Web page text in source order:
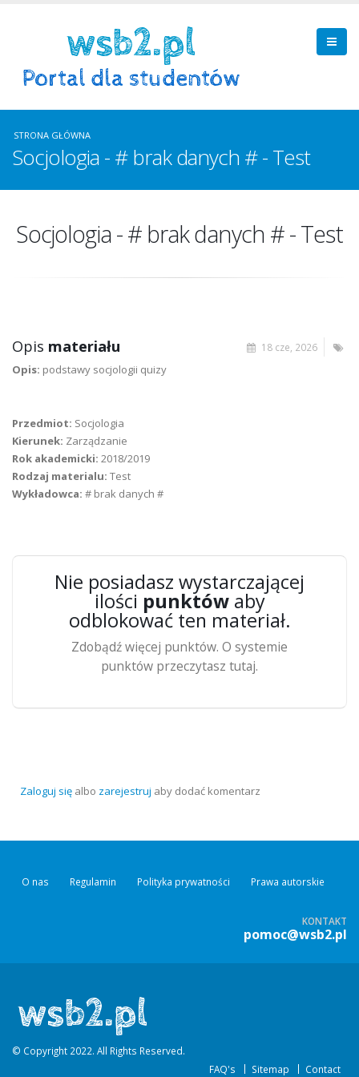
STRONA GŁÓWNA
Socjologia - # brak danych # - Test
Socjologia - # brak danych # - Test
18 cze, 2026
Opis materiału
Opis: podstawy socjologii quizy
Przedmiot: Socjologia
Kierunek: Zarządzanie
Rok akademicki: 2018/2019
Rodzaj materialu: Test
Wykładowca: # brak danych #
Nie posiadasz wystarczającej
ilości punktówaby
odblokować ten materiał.
Zdobądź więcej punktów. O systemie
punktów przeczytasz tutaj.
Zaloguj się albo zarejestruj aby dodać komentarz
O nas Regulamin Polityka prywatności Prawa autorskie
KONTAKT
pomoc@wsb2.pl
© Copyright 2022. All Rights Reserved.
FAQ's
Sitemap Contact